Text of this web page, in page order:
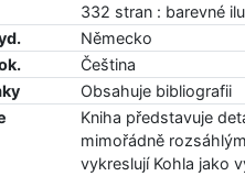
332 stran : barevné
Německo
Čeština
Obsahuje bibliografii
Kniha představuje
mimořádně
vykreslují Kohla jako